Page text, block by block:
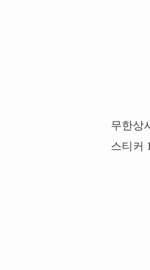
무한상
스티커